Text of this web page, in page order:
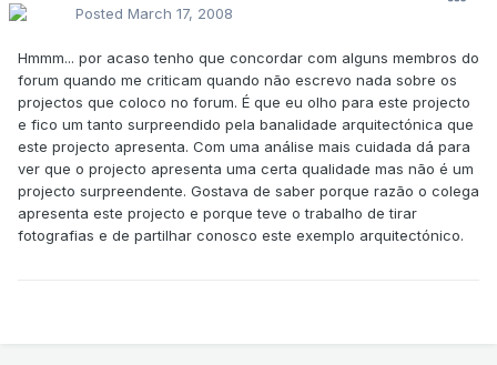
Posted March 17, 2008
Hmmm... por acaso tenho que concordar com alguns membros do
forum quando me criticam quando não escrevo nada sobre os
projectos que coloco no forum. É que eu olho para este projecto
e fico um tanto surpreendido pela banalidade arquitectónica que
este projecto apresenta. Com uma análise mais cuidada dá para
ver que o projecto apresenta uma certa qualidade mas não é um
projecto surpreendente. Gostava de saber porque razão o colega
apresenta este projecto e porque teve o trabalho de tirar
fotografias e de partilhar conosco este exemplo arquitectónico.